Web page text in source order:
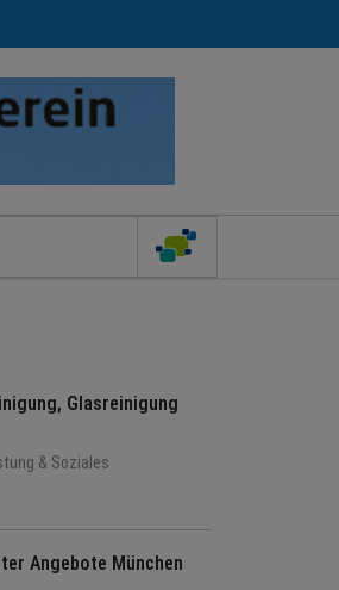
Glasreinigung
& Soziales
Angebote München